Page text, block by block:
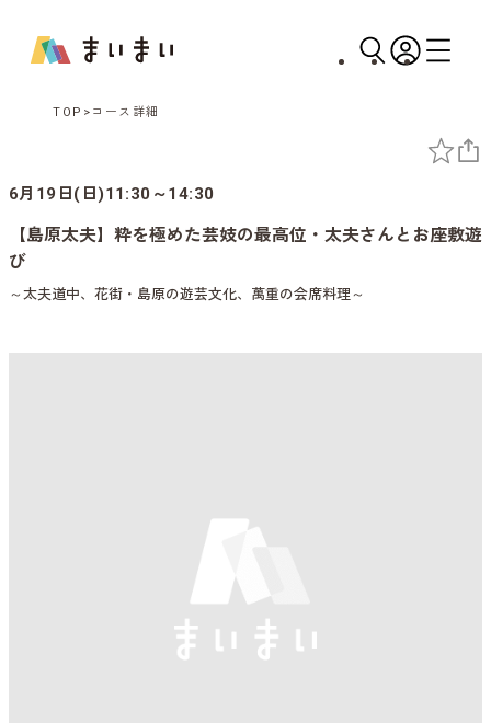
TOP コース詳細
6月19日(日)11:30～14:30
【島原太夫】粋を極めた芸妓の最高位・太夫さんとお座敷遊
び
～太夫道中、花街・島原の遊芸文化、萬重の会席料理～